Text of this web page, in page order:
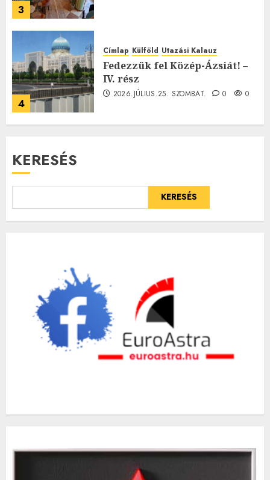
3
4
Címlap Külföld Utazási Kalauz
Fedezzük fel Közép-Ázsiát! –
IV. rész
2026.JÚLIUS.25. SZOMBAT. 0 0
KERESÉS
KERESÉS